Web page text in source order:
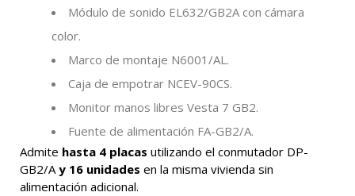
Módulo de sonido EL632/GB2A con cámara
color.
Marco de montaje N6001/AL.
Caja de empotrar NCEV-90CS.
Monitor manos libres Vesta 7 GB2.
Fuente de alimentación FA-GB2/A.
Admite hasta 4 placas utilizando el conmutador DP-
GB2/Ay 16 unidades en la misma vivienda sin
alimentación adicional.